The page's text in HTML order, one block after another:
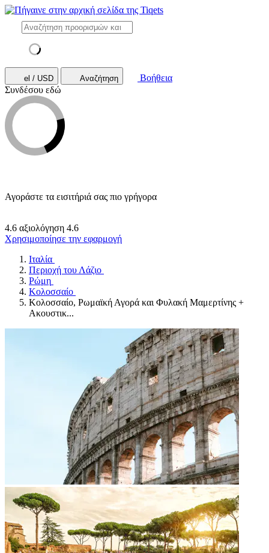
el / USD Αναζήτηση
Βοήθεια
Συνδέσου εδώ
Αγοράστε τα εισιτήριά σας πιο γρήγορα
4.6 αξιολόγηση 4.6
Χρησιμοποίησε την εφαρμογή
Ιταλία
Περιοχή του Λάζιο
Ρώμη
Κολοσσαίο
Κολοσσαίο, Ρωμαϊκή Αγορά και Φυλακή Μαμερτίνης +
Ακουστικ...